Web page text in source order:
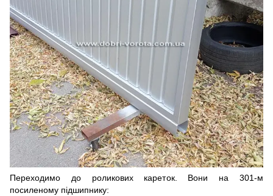
Переходимо до роликових кареток. Вони на 301-м
посиленому підшипнику: